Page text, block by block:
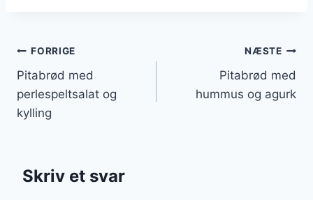
Indlægsnavigation
FORRIGE
Pitabrød med
perlespeltsalat og
kylling
NÆSTE
Pitabrød med
hummus og agurk
Skriv et svar